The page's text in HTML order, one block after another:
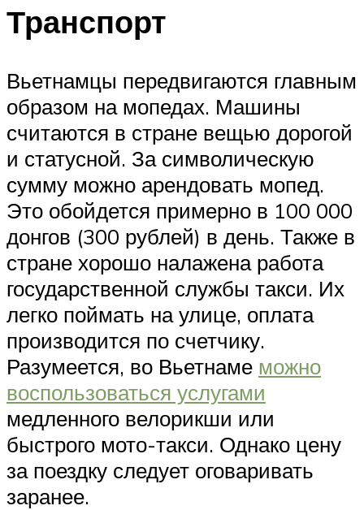
Транспорт
Вьетнамцы передвигаются главным
образом на мопедах. Машины
считаются в стране вещью дорогой
и статусной. За символическую
сумму можно арендовать мопед.
Это обойдется примерно в 100 000
донгов (300 рублей) в день. Также в
стране хорошо налажена работа
государственной службы такси. Их
легко поймать на улице, оплата
производится по счетчику.
Разумеется, во Вьетнаме можно
воспользоваться услугами
медленного велорикши или
быстрого мото-такси. Однако цену
за поездку следует оговаривать
заранее.